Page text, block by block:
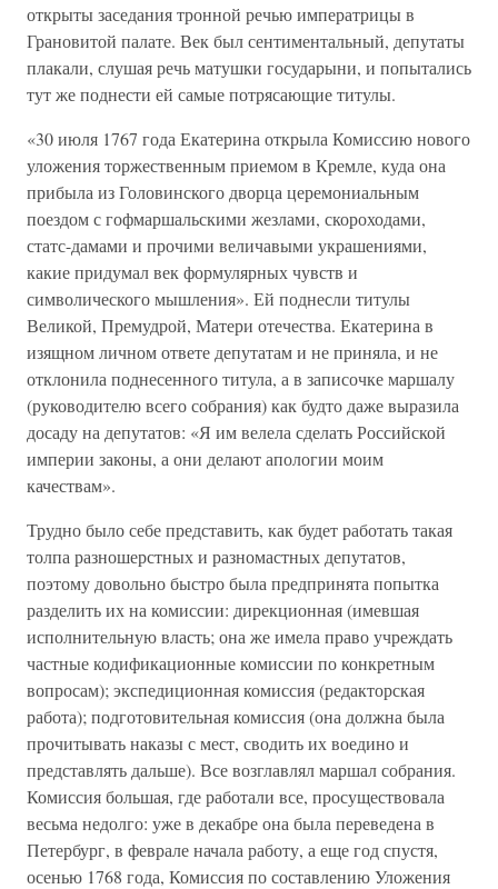
открыты заседания тронной речью императрицы в
Грановитой палате. Век был сентиментальный, депутаты
плакали, слушая речь матушки государыни, и попытались
тут же поднести ей самые потрясающие титулы.
«30 июля 1767 года Екатерина открыла Комиссию нового
уложения торжественным приемом в Кремле, куда она
прибыла из Головинского дворца церемониальным
поездом с гофмаршальскими жезлами, скороходами,
статс-дамами и прочими величавыми украшениями,
какие придумал век формулярных чувств и
символического мышления». Ей поднесли титулы
Великой, Премудрой, Матери отечества. Екатерина в
изящном личном ответе депутатам и не приняла, и не
отклонила поднесенного титула, а в записочке маршалу
(руководителю всего собрания) как будто даже выразила
досаду на депутатов: «Я им велела сделать Российской
империи законы, а они делают апологии моим
качествам».
Трудно было себе представить, как будет работать такая
толпа разношерстных и разномастных депутатов,
поэтому довольно быстро была предпринята попытка
разделить их на комиссии: дирекционная (имевшая
исполнительную власть; она же имела право учреждать
частные кодификационные комиссии по конкретным
вопросам); экспедиционная комиссия (редакторская
работа); подготовительная комиссия (она должна была
прочитывать наказы с мест, сводить их воедино и
представлять дальше). Все возглавлял маршал собрания.
Комиссия большая, где работали все, просуществовала
весьма недолго: уже в декабре она была переведена в
Петербург, в феврале начала работу, а еще год спустя,
осенью 1768 года, Комиссия по составлению Уложения